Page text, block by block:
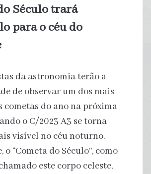
Século trará
para o céu do
da astronomia terão a
de observar um dos mais
cometas do ano na próxima
o C/2023 A3 se torna
visível no céu noturno.
“Cometa do Século”, como
este corpo celeste,